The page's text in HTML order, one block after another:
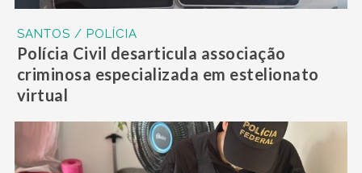
SANTOS / POLÍCIA
Polícia Civil desarticula associação
criminosa especializada em estelionato
virtual